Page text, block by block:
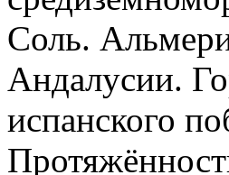
Соль.
Андалусии.
испанского